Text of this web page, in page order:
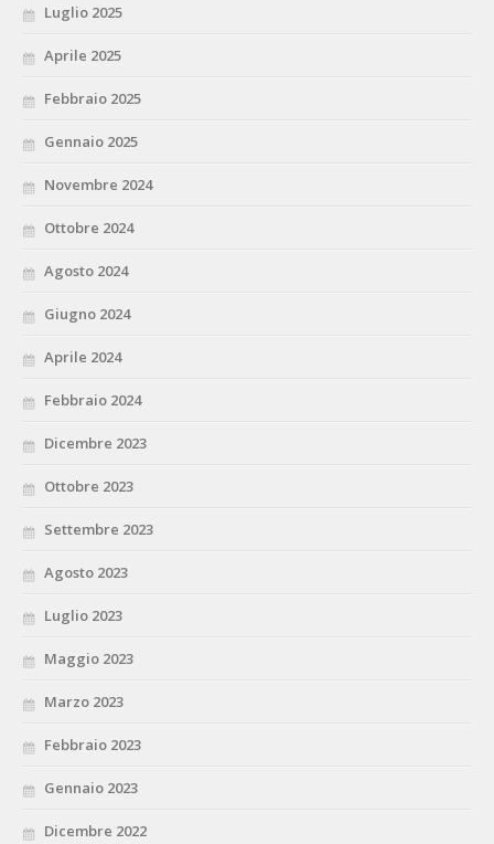
Luglio 2025
Aprile 2025
Febbraio 2025
Gennaio 2025
Novembre 2024
Ottobre 2024
Agosto 2024
Giugno 2024
Aprile 2024
Febbraio 2024
Dicembre 2023
Ottobre 2023
Settembre 2023
Agosto 2023
Luglio 2023
Maggio 2023
Marzo 2023
Febbraio 2023
Gennaio 2023
Dicembre 2022